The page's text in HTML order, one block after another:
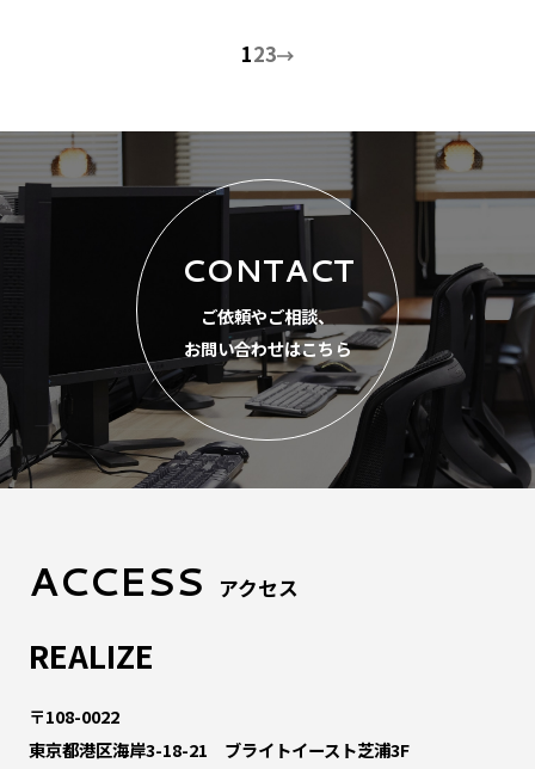
123
CONTACT
ご依頼やご相談、
お問い合わせはこちら
ACCESS アクセス
REALIZE
〒108-0022
東京都港区海岸3-18-21 ブライトイースト芝浦3F